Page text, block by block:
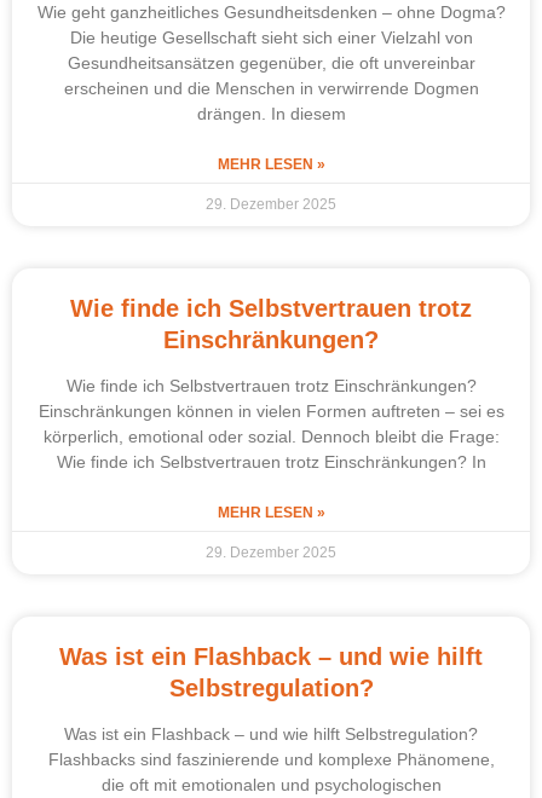
Wie geht ganzheitliches Gesundheitsdenken – ohne Dogma?
Die heutige Gesellschaft sieht sich einer Vielzahl von
Gesundheitsansätzen gegenüber, die oft unvereinbar
erscheinen und die Menschen in verwirrende Dogmen
drängen. In diesem
MEHR LESEN »
29. Dezember 2025
Wie finde ich Selbstvertrauen trotz
Einschränkungen?
Wie finde ich Selbstvertrauen trotz Einschränkungen?
Einschränkungen können in vielen Formen auftreten – sei es
körperlich, emotional oder sozial. Dennoch bleibt die Frage:
Wie finde ich Selbstvertrauen trotz Einschränkungen? In
MEHR LESEN »
29. Dezember 2025
Was ist ein Flashback – und wie hilft
Selbstregulation?
Was ist ein Flashback – und wie hilft Selbstregulation?
Flashbacks sind faszinierende und komplexe Phänomene,
die oft mit emotionalen und psychologischen